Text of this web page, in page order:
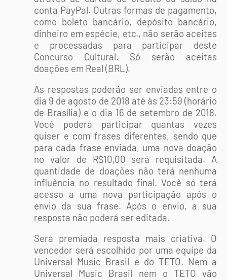
conta PayPal. Outras formas de pagamento,
como boleto bancário, depósito bancário,
dinheiro em espécie, etc., não serão aceitas
e processadas para participar deste
Concurso Cultural. Só serão aceitas
doações em Real (BRL).
As respostas poderão ser enviadas entre o
dia 9 de agosto de 2018 até às 23:59 (horário
de Brasília) e o dia 16 de setembro de 2018.
Você poderá participar quantas vezes
quiser e com frases diferentes, sendo que
para cada frase enviada, uma nova doação
no valor de R$10,00 será requisitada. A
quantidade de doações não terá nenhuma
influência no resultado final. Você só terá
acesso a uma nova participação após o
envio da sua frase. Após o envio, a sua
resposta não poderá ser editada.
Será premiada resposta mais criativa. O
vencedor será escolhido por uma equipe da
Universal Music Brasil e do TETO. Nem a
Universal Music Brasil nem o TETO vão